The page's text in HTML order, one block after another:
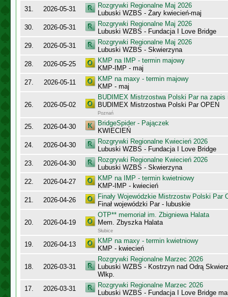
31.
2026-05-31
Rozgrywki Regionalne Maj 2026
Lubuski WZBS - Żary kwiecień-maj
30.
2026-05-31
Rozgrywki Regionalne Maj 2026
Lubuski WZBS - Fundacja I Love Bridge
29.
2026-05-31
Rozgrywki Regionalne Maj 2026
Lubuski WZBS - Skwierzyna
28.
2026-05-25
KMP na IMP - termin majowy
KMP-IMP - maj
27.
2026-05-11
KMP na maxy - termin majowy
KMP - maj
26. 2026-05-02
BUDIMEX Mistrzostwa Polski Par na zapis
BUDIMEX Mistrzostwa Polski Par OPEN
Poznań
25. 2026-04-30
BridgeSpider - Pajączek
KWIECIEŃ
24.
2026-04-30
Rozgrywki Regionalne Kwiecień 2026
Lubuski WZBS - Fundacja I Love Bridge
23.
2026-04-30
Rozgrywki Regionalne Kwiecień 2026
Lubuski WZBS - Skwierzyna
22.
2026-04-27
KMP na IMP - termin kwietniowy
KMP-IMP - kwiecień
21.
2026-04-26
Finały Wojewódzkie Mistrzostw Polski Par
Finał wojewódzki Par - lubuskie
20. 2026-04-19
OTP** memoriał im. Zbigniewa Halata
Mem. Zbyszka Halata
Słubice
19. 2026-04-13
KMP na maxy - termin kwietniowy
KMP - kwiecień
18. 2026-03-31
Rozgrywki Regionalne Marzec 2026
Lubuski WZBS - Kostrzyn nad Odrą
Wlkp.
17.
2026-03-31
Rozgrywki Regionalne Marzec 2026
Lubuski WZBS - Fundacja I Love Bridge